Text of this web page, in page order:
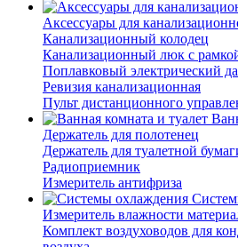
Аксессуары для
Канализационный колодец
Канализационный люк с
Поплавковый электрический
Ревизия канализационная
Пульт дистанционного
Держатель для полотенец
Держатель для туалетной
Радиоприемник
Измеритель антифриза
Измеритель влажности
Комплект воздуховодов для